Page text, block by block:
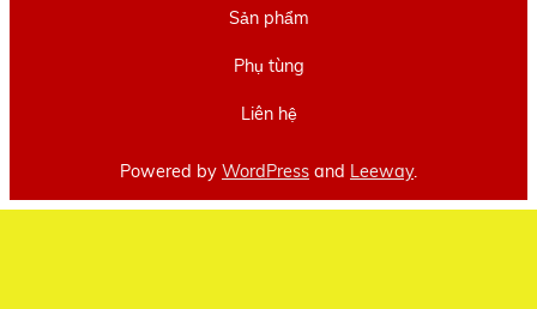
Sản phẩm
Phụ tùng
Liên hệ
Powered by WordPress and Leeway.